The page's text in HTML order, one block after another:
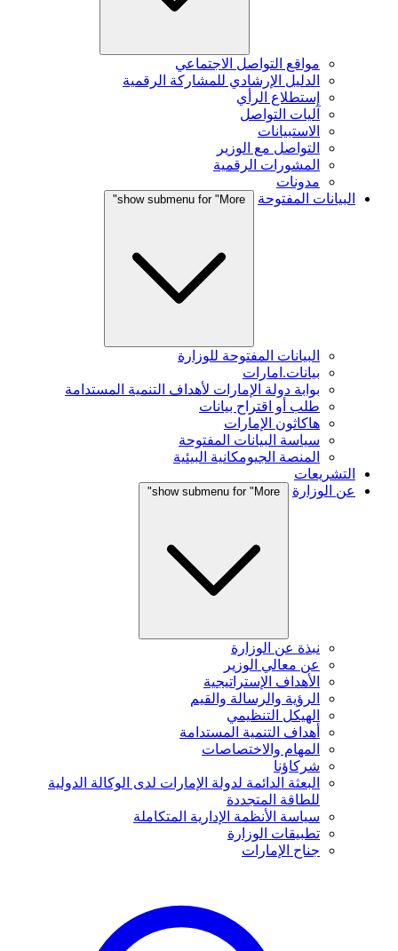
مواقع التواصل الاجتماعي
الدليل الإرشادي للمشاركة الرقمية
إستطلاع الرأي
آليات التواصل
الاستبيانات
التواصل مع الوزير
المشورات الرقمية
مدونات
البيانات المفتوحة
show submenu for "More"
البيانات المفتوحة للوزارة
بيانات.امارات
بوابة دولة الإمارات لأهداف التنمية المستدامة
طلب أو اقتراح بيانات
هاكاثون الإمارات
سياسة البيانات المفتوحة
المنصة الجيومكانية البيئية
التشريعات
عن الوزارة
show submenu for "More"
نبذة عن الوزارة
عن معالي الوزير
الأهداف الإستراتيجية
الرؤية والرسالة والقيم
الهيكل التنظيمي
أهداف التنمية المستدامة
المهام والاختصاصات
شركاؤنا
البعثة الدائمة لدولة الإمارات لدى الوكالة الدولية
للطاقة المتجددة
سياسة الأنظمة الإدارية المتكاملة
تطبيقات الوزارة
جناح الإمارات